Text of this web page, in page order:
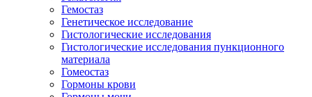
Гемостаз
Генетическое исследование
Гистологические исследования
Гистологические исследования пункционного
материала
Гомеостаз
Гормоны крови